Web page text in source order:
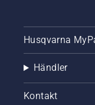
Husqvarna
Händler
Kontakt